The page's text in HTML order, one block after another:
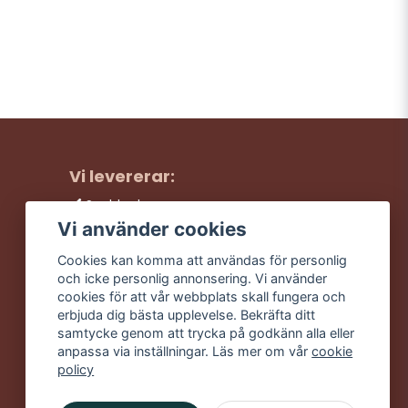
Vi levererar:
Snabba leveranser
Trygga köp
Fri frakt över 499:-
Trevlig kundtjänst
Vi använder cookies
Cookies kan komma att användas för personlig
och icke personlig annonsering. Vi använder
cookies för att vår webbplats skall fungera och
erbjuda dig bästa upplevelse. Bekräfta ditt
samtycke genom att trycka på godkänn alla eller
anpassa via inställningar. Läs mer om vårcookie
policy